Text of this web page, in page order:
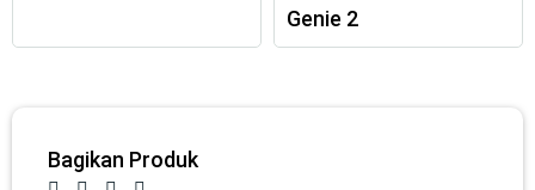
Genie 2
Bagikan Produk